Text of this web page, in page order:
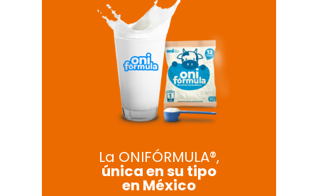
La ONIFÓRMULA®,
única en su tipo
en México